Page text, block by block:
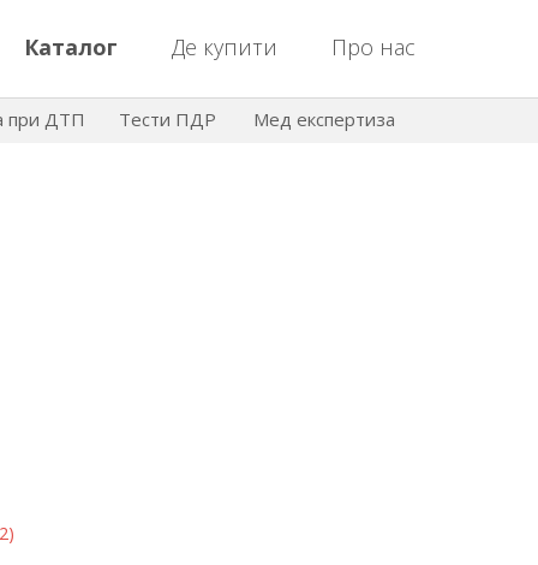
Каталог Де купити Про нас
при ДТП Тести ПДР Мед експертиза